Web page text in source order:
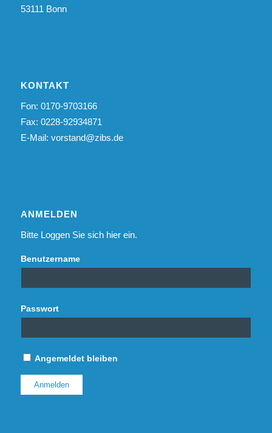
53111 Bonn
KONTAKT
Fon: 0170-9703166
Fax: 0228-92934871
E-Mail: vorstand@zibs.de
ANMELDEN
Bitte Loggen Sie sich hier ein.
Benutzername
Passwort
Angemeldet bleiben